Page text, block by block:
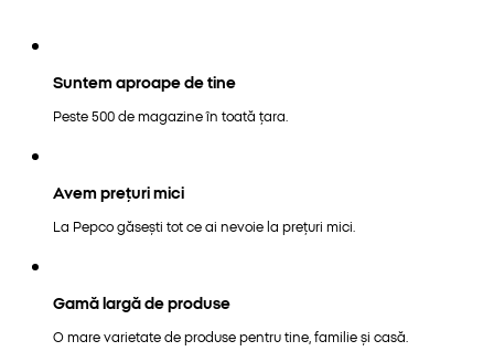
Suntem aproape de tine
Peste 500 de magazine în toată țara.
Avem prețuri mici
La Pepco găsești tot ce ai nevoie la prețuri mici.
Gamă largă de produse
O mare varietate de produse pentru tine, familie și casă.